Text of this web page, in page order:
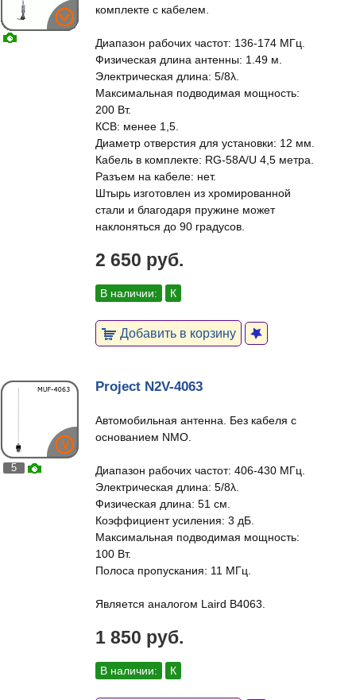
комплекте с кабелем.
Диапазон рабочих частот: 136-174 МГц.
Физическая длина антенны: 1.49 м.
Электрическая длина: 5/8λ.
Максимальная подводимая мощность:
200 Вт.
КСВ: менее 1,5.
Диаметр отверстия для установки: 12 мм.
Кабель в комплекте: RG-58A/U 4,5 метра.
Разъем на кабеле: нет.
Штырь изготовлен из хромированной
стали и благодаря пружине может
наклоняться до 90 градусов.
2 650 руб.
В наличии: К
Добавить в корзину
5
Project N2V-4063
Автомобильная антенна. Без кабеля с
основанием NMO.
Диапазон рабочих частот: 406-430 МГц.
Электрическая длина: 5/8λ.
Физическая длина: 51 см.
Коэффициент усиления: 3 дБ.
Максимальная подводимая мощность:
100 Вт.
Полоса пропускания: 11 МГц.
Является аналогом Laird B4063.
1 850 руб.
В наличии: К